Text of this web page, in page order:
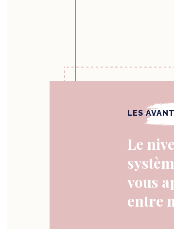
LES
Le
vous
entre